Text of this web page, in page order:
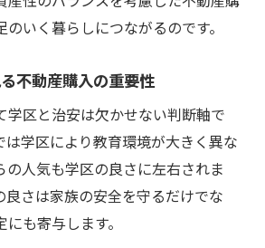
いく暮らしにつながるのです。
不動産購入の重要性
学区と治安は欠かせない判断軸で
は学区により教育環境が大きく異な
の人気も学区の良さに左右されま
良さは家族の安全を守るだけでな
も寄与します。